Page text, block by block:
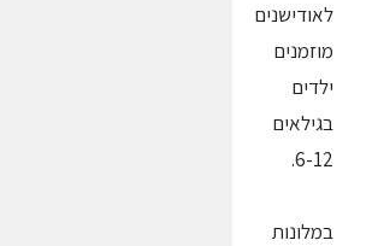
לאודישנים
מוזמנים
ילדים
בגילאים
6-12.
במלונות